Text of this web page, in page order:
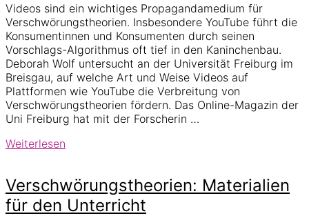
Videos sind ein wichtiges Propagandamedium für
Verschwörungstheorien. Insbesondere YouTube führt die
Konsumentinnen und Konsumenten durch seinen
Vorschlags-Algorithmus oft tief in den Kaninchenbau.
Deborah Wolf untersucht an der Universität Freiburg im
Breisgau, auf welche Art und Weise Videos auf
Plattformen wie YouTube die Verbreitung von
Verschwörungstheorien fördern. Das Online-Magazin der
Uni Freiburg hat mit der Forscherin …
Videos
für
Verschwörungstheorien
Weiterlesen
Verschwörungstheorien: Materialien
für den Unterricht